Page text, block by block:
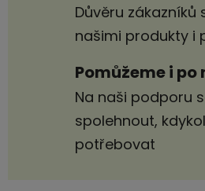
Důvěru zákazníků
našimi produkty i
Pomůžeme i po
Na naši podporu
spolehnout,
potřebovat